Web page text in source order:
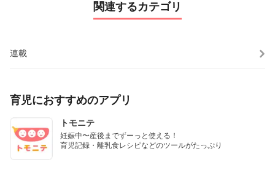
関連するカテゴリ
連載
育児におすすめのアプリ
トモニテ
妊娠中〜産後までずーっと使える！
育児記録・離乳食レシピなどのツールがたっぷり